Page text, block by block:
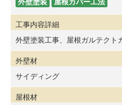
外壁塗装
屋根カバー工法
工事内容詳細
外壁塗装工事、屋根ガルテクト
外壁材
サイディング
屋根材